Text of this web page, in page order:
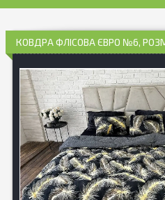
КОВДРА ФЛІСОВА ЄВРО №6,